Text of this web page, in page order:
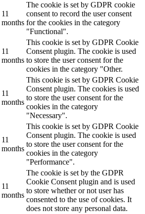
11
months
The cookie is set by GDPR cookie
consent to record the user consent
for the cookies in the category
"Functional".
11
months
This cookie is set by GDPR Cookie
Consent plugin. The cookie is used
to store the user consent for the
cookies in the category "Other.
11
months
This cookie is set by GDPR Cookie
Consent plugin. The cookies is used
to store the user consent for the
cookies in the category
"Necessary".
11
months
This cookie is set by GDPR Cookie
Consent plugin. The cookie is used
to store the user consent for the
cookies in the category
"Performance".
11
months
The cookie is set by the GDPR
Cookie Consent plugin and is used
to store whether or not user has
consented to the use of cookies. It
does not store any personal data.